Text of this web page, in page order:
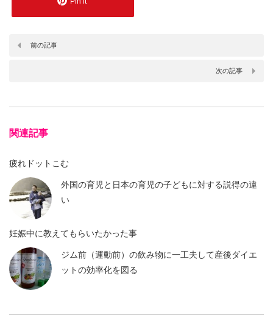
前の記事
次の記事
関連記事
疲れドットこむ
外国の育児と日本の育児の子どもに対する説得の違
い
妊娠中に教えてもらいたかった事
ジム前（運動前）の飲み物に一工夫して産後ダイエ
ットの効率化を図る